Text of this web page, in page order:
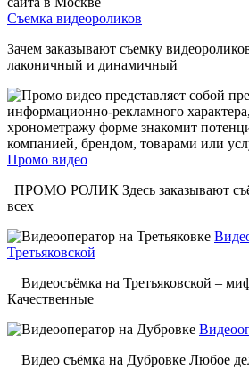
Съемка видеороликов
Зачем заказывают съемку
лаконичный и динамичный
Промо видео
ПРОМО РОЛИК Здесь заказывают
всех
Третьяковской
Видеосъёмка на Третьяковской –
Качественные
Видео съёмка на Дубровке Любое